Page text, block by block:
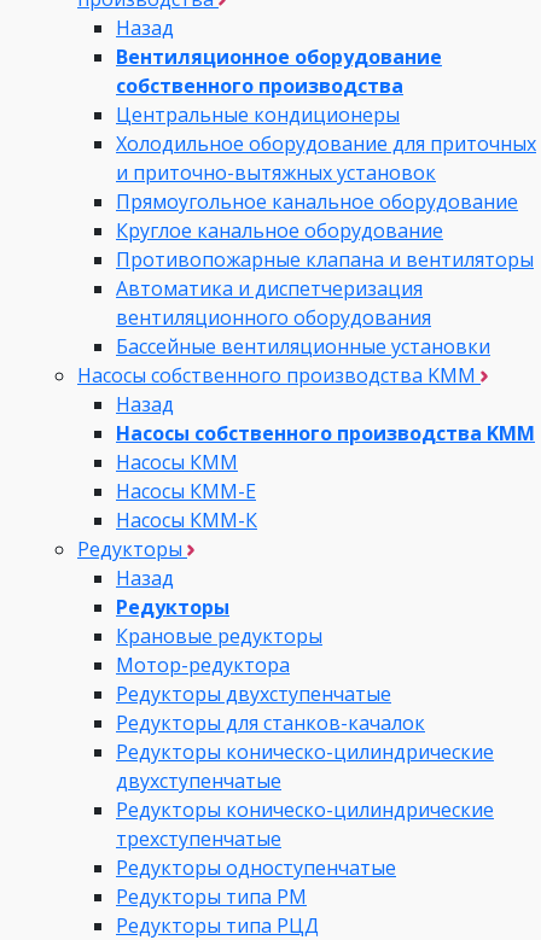
Назад
Вентиляционное оборудование
собственного производства
Центральные кондиционеры
Холодильное оборудование для приточных
и приточно-вытяжных установок
Прямоугольное канальное оборудование
Круглое канальное оборудование
Противопожарные клапана и вентиляторы
Автоматика и диспетчеризация
вентиляционного оборудования
Бассейные вентиляционные установки
Насосы собственного производства KMM
Назад
Насосы собственного производства KMM
Насосы КММ
Насосы КММ-Е
Насосы КММ-К
Редукторы
Назад
Редукторы
Крановые редукторы
Мотор-редуктора
Редукторы двухступенчатые
Редукторы для станков-качалок
Редукторы коническо-цилиндрические
двухступенчатые
Редукторы коническо-цилиндрические
трехступенчатые
Редукторы одноступенчатые
Редукторы типа РМ
Редукторы типа РЦД